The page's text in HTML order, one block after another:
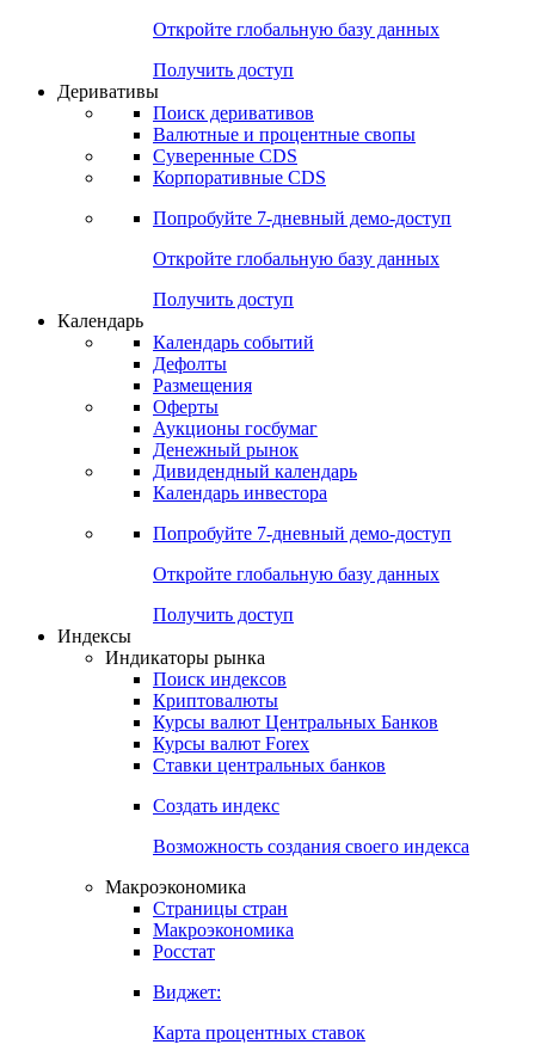
Откройте глобальную базу данных
Получить доступ
Деривативы
Поиск деривативов
Валютные и процентные свопы
Суверенные CDS
Корпоративные CDS
Попробуйте 7-дневный демо-доступ
Откройте глобальную базу данных
Получить доступ
Календарь
Календарь событий
Дефолты
Размещения
Оферты
Аукционы госбумаг
Денежный рынок
Дивидендный календарь
Календарь инвестора
Попробуйте 7-дневный демо-доступ
Откройте глобальную базу данных
Получить доступ
Индексы
Индикаторы рынка
Поиск индексов
Криптовалюты
Курсы валют Центральных Банков
Курсы валют Forex
Ставки центральных банков
Создать индекс
Возможность создания своего индекса
Макроэкономика
Страницы стран
Макроэкономика
Росстат
Виджет:
Карта процентных ставок